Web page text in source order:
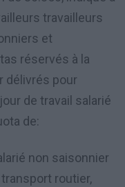
travailleurs
et
réservés à la
délivrés pour
de travail salarié
de:
non saisonnier
routier,